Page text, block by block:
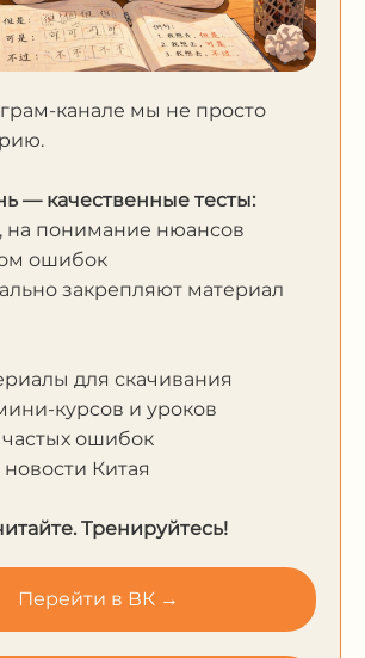
канале мы не просто
— качественные тесты:
на понимание нюансов
ошибок
закрепляют материал
для скачивания
курсов и уроков
ошибок
Китая
Тренируйтесь!
Перейти в ВК →